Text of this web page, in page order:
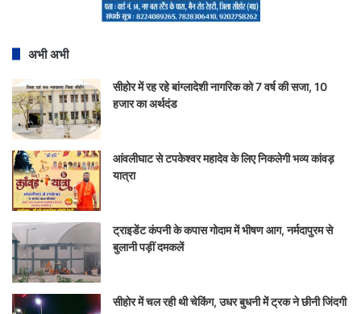
अभी अभी
सीहोर में रह रहे बांग्लादेशी नागरिक को 7 वर्ष की सजा, 10
हजार का अर्थदंड
आंवलीघाट से टपकेश्वर महादेव के लिए निकलेगी भव्य कांवड़
यात्रा
ट्राइडेंट कंपनी के कपास गोदाम में भीषण आग, नर्मदापुरम से
बुलानी पड़ीं दमकलें
सीहोर में चल रही थी चेकिंग, उधर बुधनी में ट्रक ने छीनी जिंदगी